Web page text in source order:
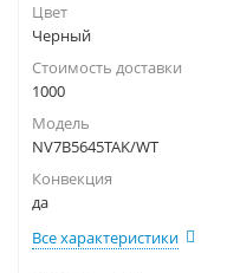
Цвет
Черный
Стоимость доставки
1000
Модель
NV7B5645TAK/WT
Конвекция
да
Все характеристики